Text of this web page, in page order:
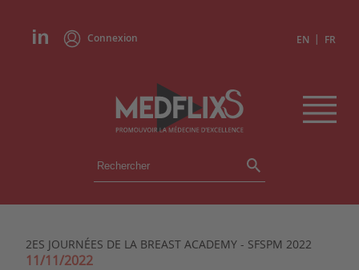
Connexion EN | FR
ÉVÉNEMENTS
INSTITUTIONS
2ES JOURNÉES DE LA BREAST ACADEMY - SFSPM 2022
11/11/2022